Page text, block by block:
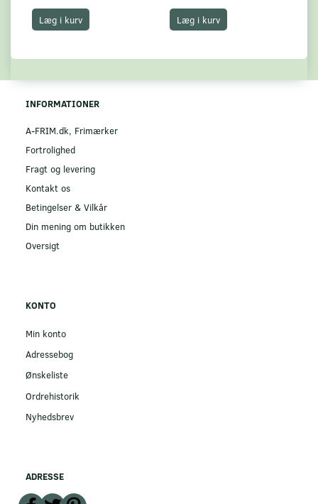
Læg i kurv Læg i kurv
INFORMATIONER
A-FRIM.dk, Frimærker
Fortrolighed
Fragt og levering
Kontakt os
Betingelser & Vilkår
Din mening om butikken
Oversigt
KONTO
Min konto
Adressebog
Ønskeliste
Ordrehistorik
Nyhedsbrev
ADRESSE